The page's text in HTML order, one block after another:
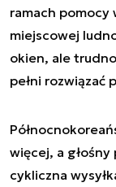
ramach pomocy
miejscowej
okien, ale
pełni rozwiązać
więcej, a
cykliczna